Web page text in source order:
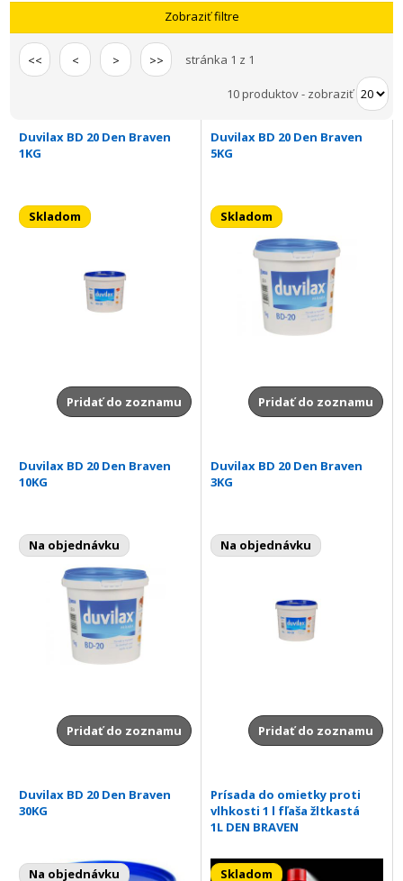
Zobraziť filtre
<< < > >> stránka 1 z 1
10 produktov- zobraziť
Duvilax BD 20 Den Braven
1KG
Skladom
Pridať do zoznamu
Duvilax BD 20 Den Braven
5KG
Skladom
Pridať do zoznamu
Duvilax BD 20 Den Braven
10KG
Na objednávku
Pridať do zoznamu
Duvilax BD 20 Den Braven
3KG
Na objednávku
Pridať do zoznamu
Duvilax BD 20 Den Braven
30KG
Na objednávku
Prísada do omietky proti
vlhkosti 1 l fľaša žltkastá
1L DEN BRAVEN
Skladom